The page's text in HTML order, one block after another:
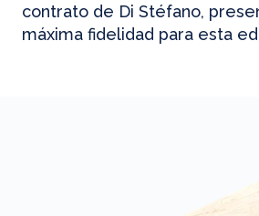
contrato de Di Stéfano,
máxima fidelidad para esta